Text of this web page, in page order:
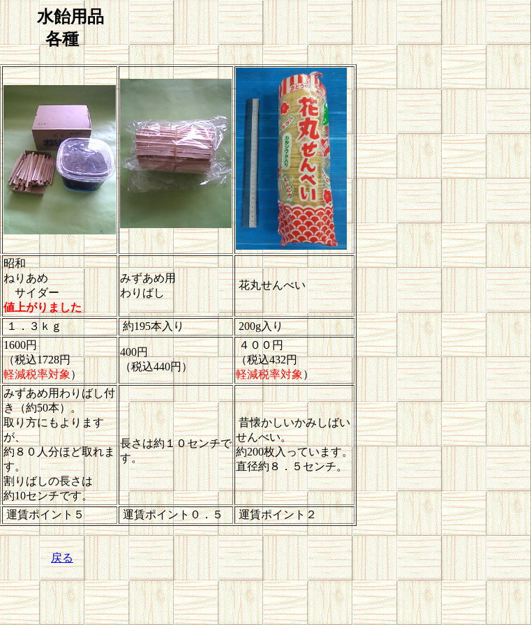
水飴用品
各種
昭和
ねりあめ
サイダー
値上がりました
みずあめ用
わりばし
花丸せんべい
１．３ｋｇ 約195本入り
200g入り
1600円
（税込1728円
軽減税率対象）
400円
（税込440円）
４００円
（税込432円
軽減税率対象）
みずあめ用わりばし付
き（約50本）。
取り方にもよります
が、
約８０人分ほど取れま
す。
割りばしの長さは
約10センチです。
長さは約１０センチで
す。
昔懐かしいかみしばい
せんべい。
約200枚入っています。
直径約８．５センチ。
運賃ポイント５ 運賃ポイント０．５ 運賃ポイント２
戻る